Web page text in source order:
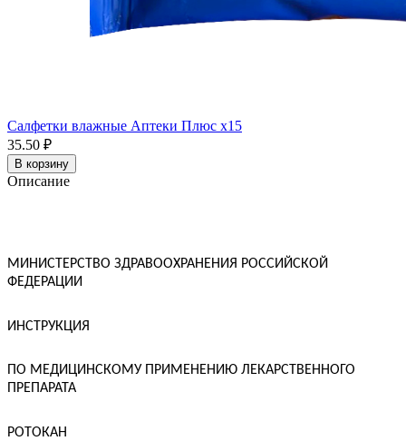
Салфетки влажные Аптеки Плюс x15
35.50 ₽
В корзину
Описание
МИНИСТЕРСТВО ЗДРАВООХРАНЕНИЯ РОССИЙСКОЙ
ФЕДЕРАЦИИ
ИНСТРУКЦИЯ
ПО МЕДИЦИНСКОМУ ПРИМЕНЕНИЮ ЛЕКАРСТВЕННОГО
ПРЕПАРАТА
РОТОКАН